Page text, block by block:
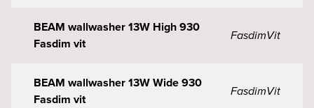
BEAM wallwasher 13W High 930
Fasdim vit
FasdimVit
BEAM wallwasher 13W Wide 930
Fasdim vit
FasdimVit